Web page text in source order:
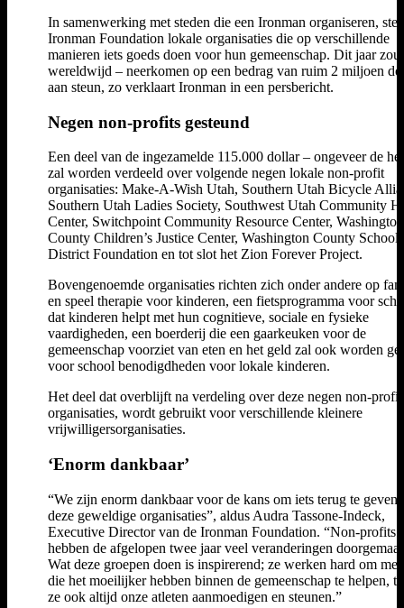
In samenwerking met steden die een Ironman organiseren,
Ironman Foundation lokale organisaties die op verschillende
manieren iets goeds doen voor hun gemeenschap. Dit jaar zou
wereldwijd – neerkomen op een bedrag van ruim 2 miljoen
aan steun, zo verklaart Ironman in een persbericht.
Negen non-profits gesteund
Een deel van de ingezamelde 115.000 dollar – ongeveer de
zal worden verdeeld over volgende negen lokale non-profit
organisaties: Make-A-Wish Utah, Southern Utah Bicycle
Southern Utah Ladies Society, Southwest Utah Community
Center, Switchpoint Community Resource Center, Washington
County Children’s Justice Center, Washington County School
District Foundation en tot slot het Zion Forever Project.
Bovengenoemde organisaties richten zich onder andere op
en speel therapie voor kinderen, een fietsprogramma voor
dat kinderen helpt met hun cognitieve, sociale en fysieke
vaardigheden, een boerderij die een gaarkeuken voor de
gemeenschap voorziet van eten en het geld zal ook worden
voor school benodigdheden voor lokale kinderen.
Het deel dat overblijft na verdeling over deze negen non-profit
organisaties, wordt gebruikt voor verschillende kleinere
vrijwilligersorganisaties.
‘Enorm dankbaar’
“We zijn enorm dankbaar voor de kans om iets terug te geven
deze geweldige organisaties”, aldus Audra Tassone-Indeck,
Executive Director van de Ironman Foundation. “Non-profits
hebben de afgelopen twee jaar veel veranderingen
Wat deze groepen doen is inspirerend; ze werken hard om
die het moeilijker hebben binnen de gemeenschap te helpen,
ze ook altijd onze atleten aanmoedigen en steunen.”